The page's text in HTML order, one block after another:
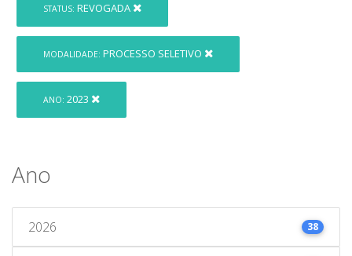
STATUS: REVOGADA
MODALIDADE: PROCESSO SELETIVO
ANO: 2023
Ano
2026 38